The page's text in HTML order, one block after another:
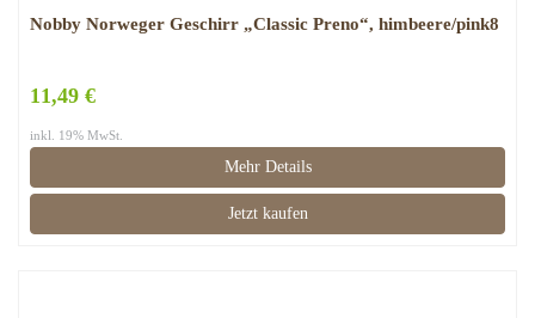
Nobby Norweger Geschirr „Classic Preno“, himbeere/pink8
11,49 €
inkl. 19% MwSt.
Mehr Details
Jetzt kaufen